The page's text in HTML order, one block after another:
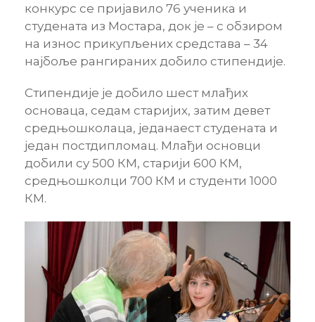
конкурс се пријавило 76 ученика и
студената из Мостара, док је – с обзиром
на износ прикупљених средстава – 34
најбоље рангираних добило стипендије.
Стипендије је добило шест млађих
основаца, седам старијих, затим девет
средњошколаца, једанаест студената и
један постдипломац. Млађи основци
добили су 500 КМ, старији 600 КМ,
средњошколци 700 КМ и студенти 1000
КМ.